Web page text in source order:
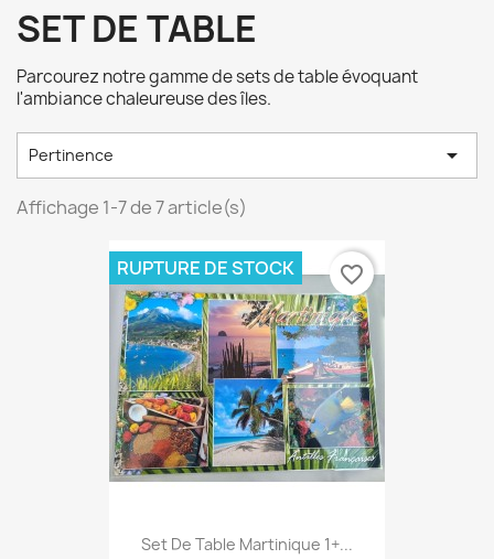
SET DE TABLE
Parcourez notre gamme de sets de table évoquant
l'ambiance chaleureuse des îles.
Pertinence 
Affichage 1-7 de 7 article(s)
Set De Table Martinique 1+...
RUPTURE DE STOCK favorite_border